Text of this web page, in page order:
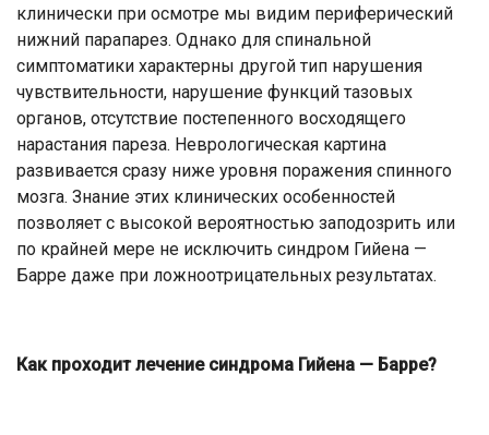
клинически при осмотре мы видим периферический
нижний парапарез. Однако для спинальной
симптоматики характерны другой тип нарушения
чувствительности, нарушение функций тазовых
органов, отсутствие постепенного восходящего
нарастания пареза. Неврологическая картина
развивается сразу ниже уровня поражения спинного
мозга. Знание этих клинических особенностей
позволяет с высокой вероятностью заподозрить или
по крайней мере не исключить синдром Гийена —
Барре даже при ложноотрицательных результатах.
Как проходит лечение синдрома Гийена — Барре?